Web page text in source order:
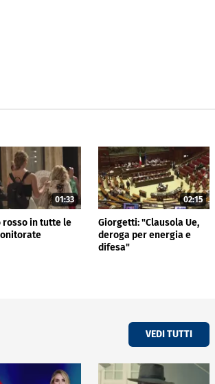
01:33
rosso in tutte le
02:15
Giorgetti: "Clausola Ue,
deroga per energia e
difesa"
VEDI TUTTI